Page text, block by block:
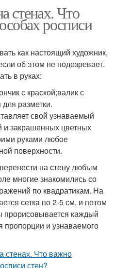
стенах. Что
росписи
как настоящий художник,
об этом не подозревает.
в руках:
с краской;валик с
разметки.
свой узнаваемый
и закрашенных цветных
руками любое
поверхности.
на стену любым
многие знакомились со
по квадратикам. На
сетка по 2-5 см, и потом
прорисовывается каждый
пропорции и узнаваемого